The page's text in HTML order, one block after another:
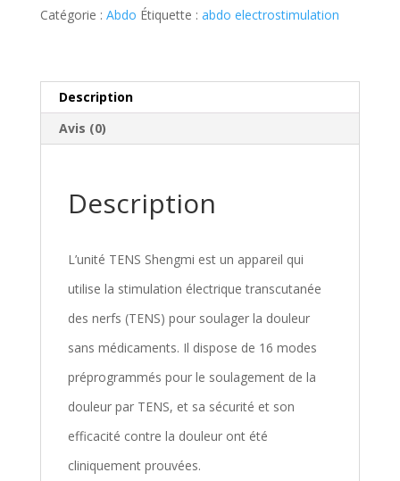
Catégorie : Abdo Étiquette : abdo electrostimulation
Description
Avis (0)
Description
L’unité TENS Shengmi est un appareil qui
utilise la stimulation électrique transcutanée
des nerfs (TENS) pour soulager la douleur
sans médicaments. Il dispose de 16 modes
préprogrammés pour le soulagement de la
douleur par TENS, et sa sécurité et son
efficacité contre la douleur ont été
cliniquement prouvées.